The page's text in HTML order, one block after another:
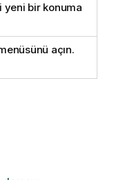
yeni bir konuma
açın.